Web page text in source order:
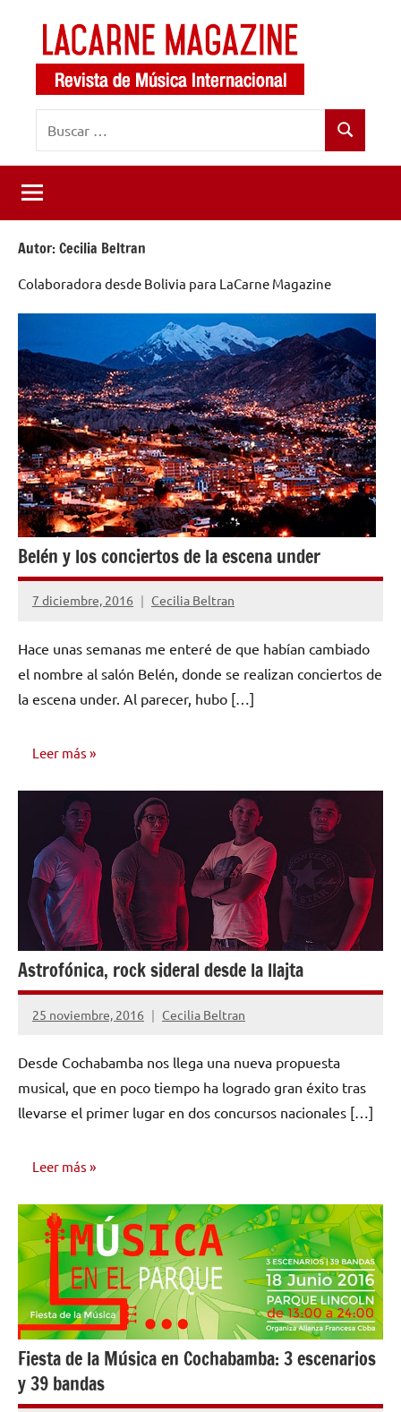
contenido
LaCarne
Magazine
de
música
internacional
Buscar
Autor:Cecilia Beltran
Colaboradora desde Bolivia para LaCarne Magazine
Belén y los conciertos de la escena under
7 diciembre, 2016 Cecilia Beltran
No
comentarios
Hace unas semanas me enteré de que habían cambiado
el nombre al salón Belén, donde se realizan conciertos de
la escena under. Al parecer, hubo […]
Leer más
OPINIÓN
Astrofónica, rock sideral desde la llajta
25 noviembre, 2016 Cecilia Beltran
No
comentarios
Desde Cochabamba nos llega una nueva propuesta
musical, que en poco tiempo ha logrado gran éxito tras
llevarse el primer lugar en dos concursos nacionales […]
Leer más
ENTREVISTAS
Fiesta de la Música en Cochabamba: 3 escenarios
y 39 bandas